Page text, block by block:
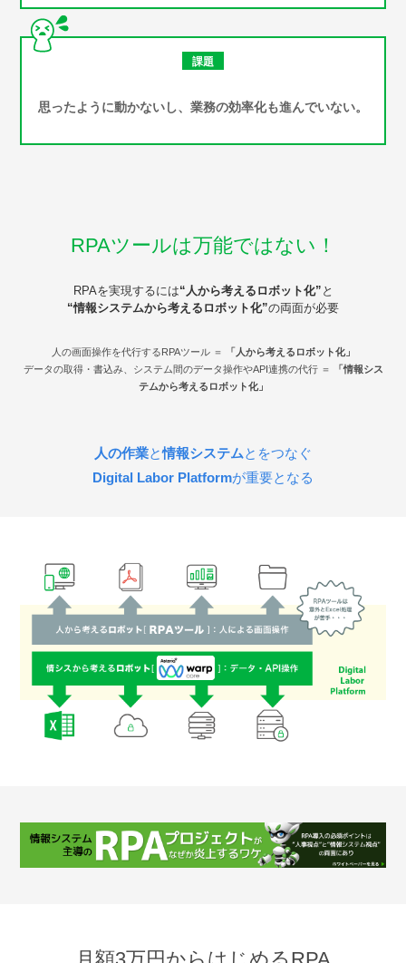
課題
思ったように動かないし、業務の効率化も進んでいない。
RPAツールは万能ではない！
RPAを実現するには“人から考えるロボット化” と
“情報システムから考えるロボット化”の両面が必要
人の画面操作を代行するRPAツール ＝
「人から考えるロボット化」
データの取得・書込み、システム間のデータ操作やAPI連携の代行 ＝
「情報シス
テムから考えるロボット化」
人の作業と情報システムとをつなぐ
Digital Labor Platformが重要となる